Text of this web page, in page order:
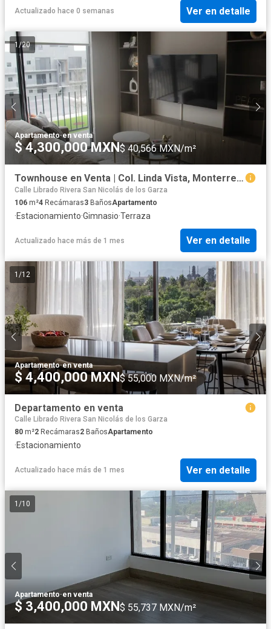
Actualizado hace 0 semanas Ver en detalle
1 /20
Apartamento·en venta
$ 4,300,000 MXN$ 40,566 MXN/m²
Townhouse en Venta | Col. Linda Vista, Monterrey, N
Calle Librado Rivera San Nicolás de los Garza
106 m²4 Recámaras3 BañosApartamento
·Estacionamiento·Gimnasio·Terraza
Actualizado hace más de 1 mes Ver en detalle
1 /12
Apartamento·en venta
$ 4,400,000 MXN$ 55,000 MXN/m²
Departamento en venta
Calle Librado Rivera San Nicolás de los Garza
80 m²2 Recámaras2 BañosApartamento
·Estacionamiento
Actualizado hace más de 1 mes Ver en detalle
1 /10
Apartamento·en venta
$ 3,400,000 MXN$ 55,737 MXN/m²